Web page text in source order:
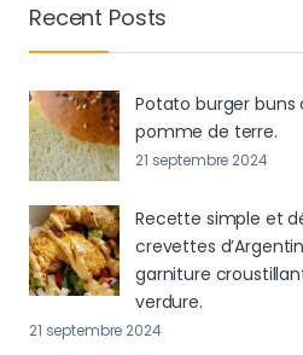
Recent Posts
Potato burger buns
pomme de terre.
21 septembre 2024
Recette simple et
crevettes
garniture
verdure.
21 septembre 2024